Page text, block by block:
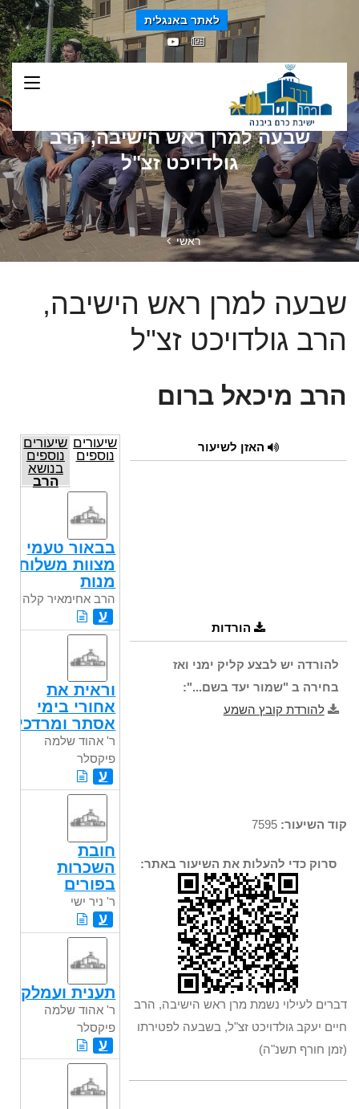
לאתר באנגלית
שבעה למרן ראש הישיבה, הרב
גולדויכט זצ"ל
ראשי
שבעה למרן ראש הישיבה,
הרב גולדויכט זצ"ל
הרב מיכאל ברום
האזן לשיעור
הורדות
להורדה יש לבצע קליק ימני ואז
בחירה ב "שמור יעד בשם...":
להורדת קובץ השמע
קוד השיעור:
סרוק כדי להעלות את השיעור באתר:
דברים לעילוי נשמת מרן ראש הישיבה, הרב
חיים יעקב גולדויכט זצ"ל, בשבעה לפטירתו
(זמן חורף תשנ"ה)
שיעורים
נוספים
שיעורים
נוספים
בנושא
הרב
בבאור טעמי
מצוות משלוח
מנות
הרב אחימאיר קלה
ע
וראית את
אחורי בימי
אסתר ומרדכי
ר' אהוד שלמה
פיקסלר
ע
חובת
השכרות
בפורים
ר' ניר ישי
ע
תענית ועמלק
ר' אהוד שלמה
פיקסלר
ע